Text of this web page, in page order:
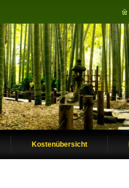
Kostenübersicht